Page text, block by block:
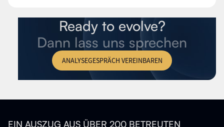
Ready to evolve?
Dann lass uns sprechen
ANALYSEGESPRÄCH VEREINBAREN
EIN AUSZUG AUS ÜBER 200 BETREUTEN